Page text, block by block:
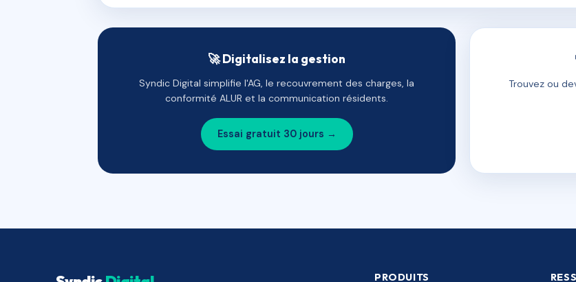
🚀 Digitalisez la gestion
Syndic Digital simplifie l'AG, le recouvrement des charges, la
conformité ALUR et la communication résidents.
Essai gratuit 30 jours →
Trouvez ou
PRODUITS